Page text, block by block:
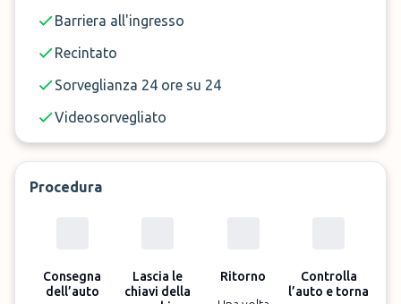
Barriera all'ingresso
Recintato
Sorveglianza 24 ore su 24
Videosorvegliato
Procedura
Consegna
dell’auto
Lascia le
chiavi della
Ritorno
Controlla
l’auto e torna